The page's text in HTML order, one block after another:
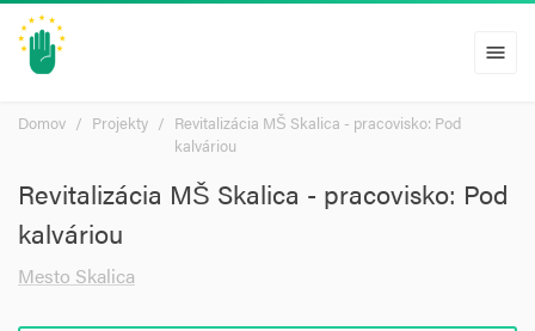
menu
Domov Projekty
Revitalizácia MŠ Skalica - pracovisko: Pod
kalváriou
Revitalizácia MŠ Skalica - pracovisko: Pod
kalváriou
Mesto Skalica